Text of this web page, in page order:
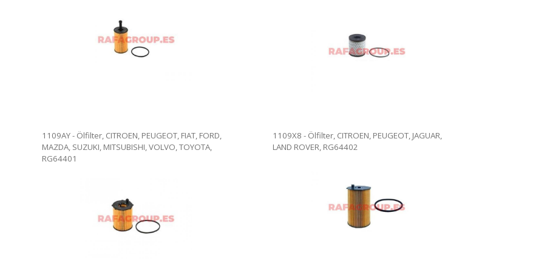
Ölfilterwechsel in unseren
1109AY - Ölfilter, CITROEN, PEUGEOT, FIAT, FORD,
MAZDA, SUZUKI, MITSUBISHI, VOLVO, TOYOTA,
RG64401
1109X8 - Ölfilter, CITROEN, PEUGEOT, JAGUAR,
LAND ROVER, RG64402